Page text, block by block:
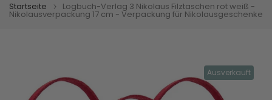
Startseite Logbuch-Verlag 3 Nikolaus Filztaschen rot weiß -
Nikolausverpackung 17 cm - Verpackung für Nikolausgeschenke
Ausverkauft